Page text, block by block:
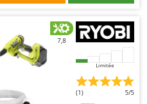
7,8
Limitée
(1) 5/5